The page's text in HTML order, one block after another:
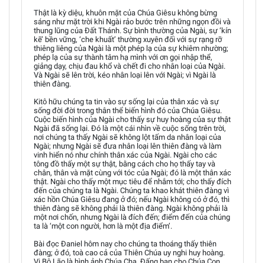
Thật là kỳ diệu, khuôn mặt của Chúa Giêsu không bừng
sáng như mặt trời khi Ngài rảo bước trên những ngọn đồi và
thung lũng của Đất Thánh. Sự bình thường của Ngài, sự ‘kín
kẽ’ bền vững, ‘che khuất’ thường xuyên đối với sự rạng rỡ
thiêng liêng của Ngài là một phép lạ của sự khiêm nhường;
phép lạ của sự thành tâm hạ mình với ơn gọi nhập thể,
giảng dạy, chịu đau khổ và chết đi cho nhân loại của Ngài.
Và Ngài sẽ lên trời, kéo nhân loại lên với Ngài; vì Ngài là
thiên đàng.
Kitô hữu chúng ta tin vào sự sống lại của thân xác và sự
sống đời đời trong thân thể biến hình đó của Chúa Giêsu.
Cuộc biến hình của Ngài cho thấy sự huy hoàng của sự thật
Ngài đã sống lại. Đó là một cái nhìn về cuộc sống trên trời,
nơi chúng ta thấy Ngài sẽ không lột tấm da nhân loại của
Ngài; nhưng Ngài sẽ đưa nhân loại lên thiên đàng và làm
vinh hiển nó như chính thân xác của Ngài. Ngài cho các
tông đồ thấy một sự thật, bằng cách cho họ thấy tay và
chân, thân và mặt cùng với tóc của Ngài; đó là một thân xác
thật. Ngài cho thấy một mục tiêu để nhắm tới; cho thấy đích
đến của chúng ta là Ngài. Chúng ta khao khát thiên đàng vì
xác hồn Chúa Giêsu đang ở đó; nếu Ngài không có ở đó, thì
thiên đàng sẽ không phải là thiên đàng. Ngài không phải là
một nơi chốn, nhưng Ngài là đích đến; điểm đến của chúng
ta là ‘một con người, hơn là một địa điểm’.
Bài đọc Đaniel hôm nay cho chúng ta thoáng thấy thiên
đàng; ở đó, toà cao cả của Thiên Chúa uy nghi huy hoàng.